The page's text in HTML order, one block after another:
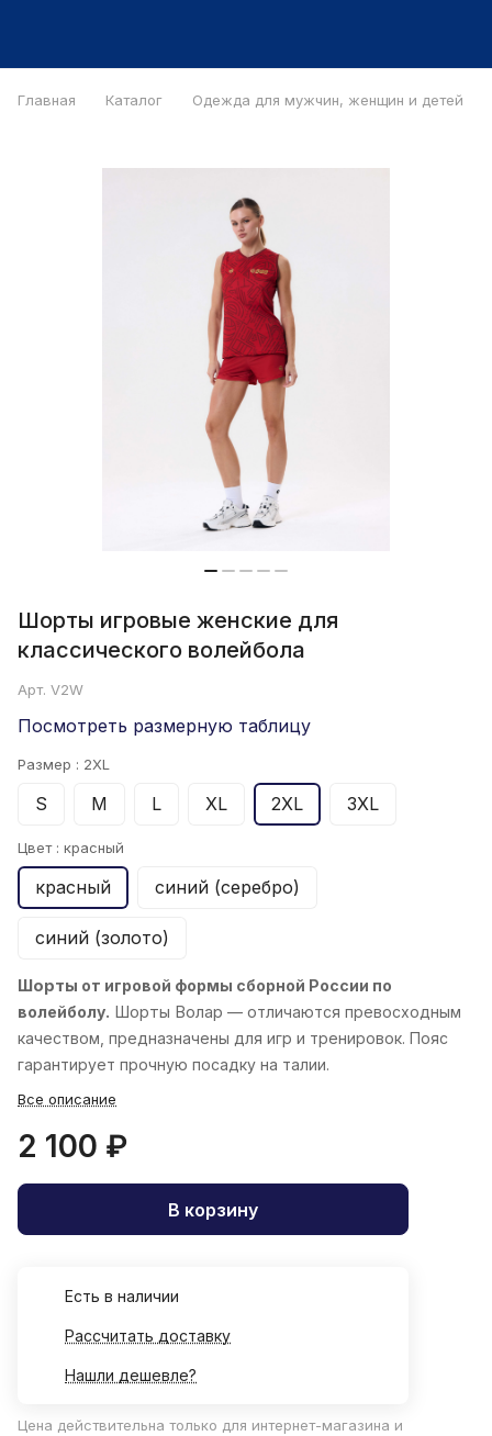
Главная Каталог Одежда для мужчин, женщин и детей
Шорты игровые женские для
классического волейбола
Арт. V2W
Посмотреть размерную таблицу
Размер : 2XL
S M L XL 2XL 3XL
Цвет : красный
красный синий (серебро)
синий (золото)
Шорты от игровой формы сборной России по
волейболу. Шорты Волар — отличаются превосходным
качеством, предназначены для игр и тренировок. Пояс
гарантирует прочную посадку на талии.
Все описание
2 100 ₽
В корзину
Есть в наличии
Рассчитать доставку
Нашли дешевле?
Цена действительна только для интернет-магазина и